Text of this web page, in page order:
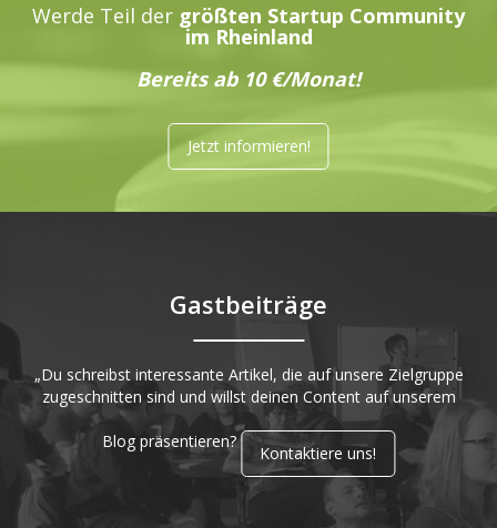
Werde Teil der größten Startup Community
im Rheinland
Bereits ab 10 €/Monat!
Jetzt informieren!
Gastbeiträge
„Du schreibst interessante Artikel, die auf unsere Zielgruppe
zugeschnitten sind und willst deinen Content auf unserem
Blog präsentieren?
Kontaktiere uns!